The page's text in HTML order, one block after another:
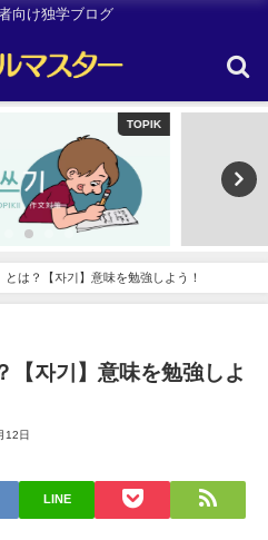
向け独学ブログ
とは？【자기】意味を勉強しよう！
【자기】意味を勉強しよ
12日
LINE